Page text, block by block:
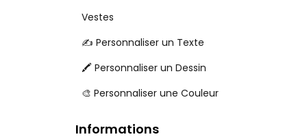
Vestes
✍️ Personnaliser un Texte
🖍️ Personnaliser un Dessin
🎨 Personnaliser une Couleur
Informations